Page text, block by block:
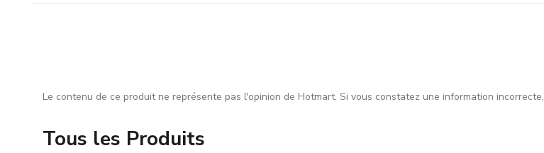
Le contenu de ce produit ne représente pas l'opinion de Hotmart. Si vous constatez une information incorrecte,
Tous les Produits